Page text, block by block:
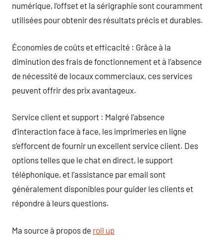
numérique, l’offset et la sérigraphie sont couramment
utilisées pour obtenir des résultats précis et durables.
Économies de coûts et efficacité : Grâce à la
diminution des frais de fonctionnement et à l’absence
de nécessité de locaux commerciaux, ces services
peuvent offrir des prix avantageux.
Service client et support : Malgré l’absence
d’interaction face à face, les imprimeries en ligne
s’efforcent de fournir un excellent service client. Des
options telles que le chat en direct, le support
téléphonique, et l’assistance par email sont
généralement disponibles pour guider les clients et
répondre à leurs questions.
Ma source à propos de roll up